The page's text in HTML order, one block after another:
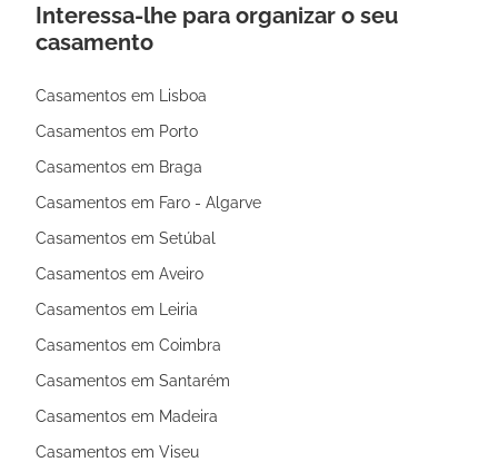
Interessa-lhe para organizar o seu
casamento
Casamentos em Lisboa
Casamentos em Porto
Casamentos em Braga
Casamentos em Faro - Algarve
Casamentos em Setúbal
Casamentos em Aveiro
Casamentos em Leiria
Casamentos em Coimbra
Casamentos em Santarém
Casamentos em Madeira
Casamentos em Viseu